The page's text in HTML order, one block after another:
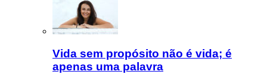
Vida sem propósito não é vida; é
apenas uma palavra